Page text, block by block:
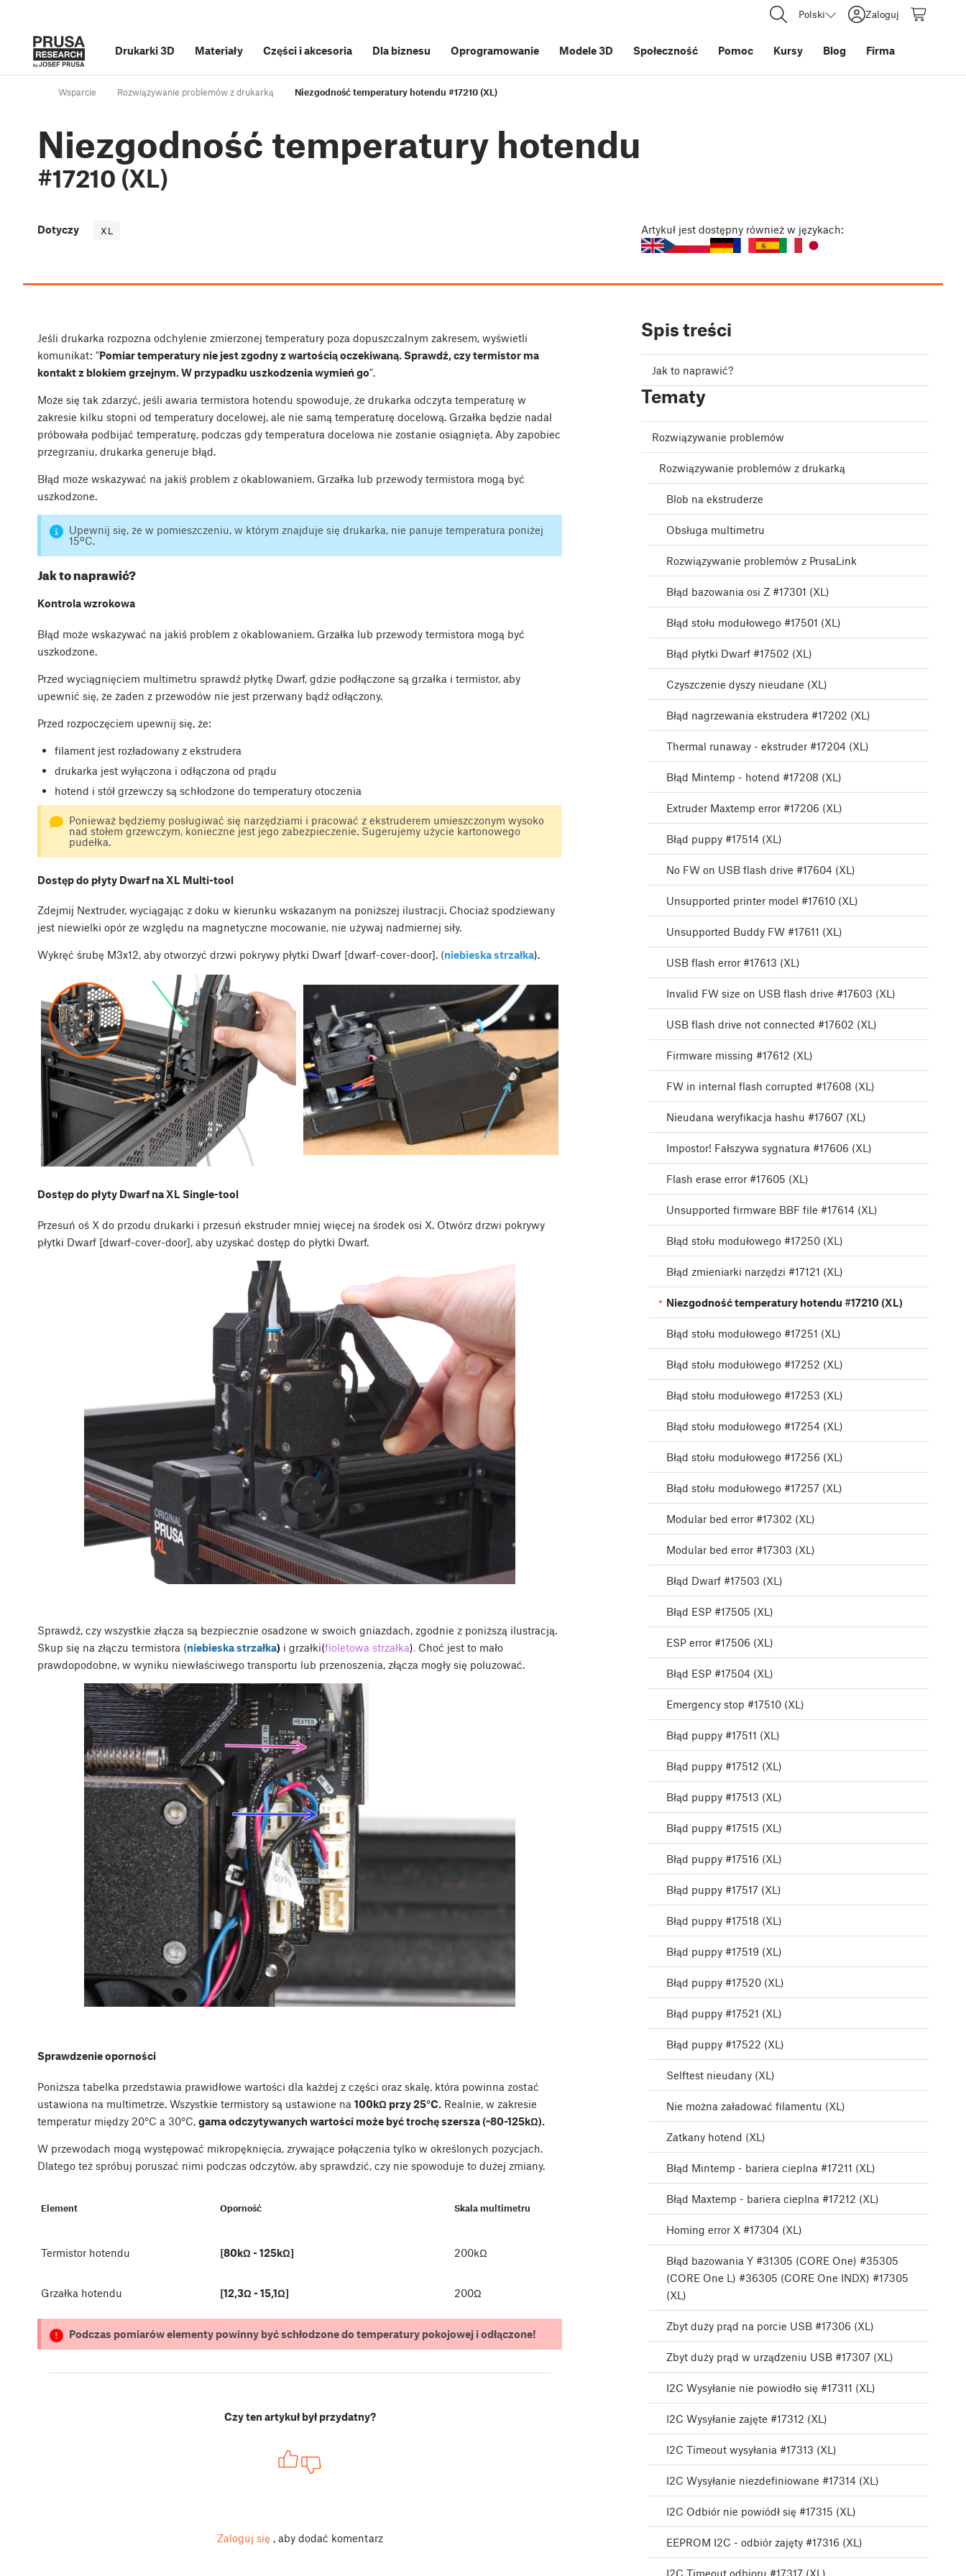
Polski Zaloguj
Drukarki 3D Materiały Części i akcesoria Dla biznesu Oprogramowanie Modele 3D Społeczność Pomoc Kursy Blog Firma
Wsparcie Rozwiązywanie problemów z drukarką Niezgodność temperatury hotendu #17210 (XL)
Niezgodność temperatury hotendu
#17210 (XL)
Dotyczy XL Artykuł jest dostępny również w językach:
Jeśli drukarka rozpozna odchylenie zmierzonej temperatury poza dopuszczalnym zakresem, wyświetli
komunikat: "Pomiar temperatury nie jest zgodny z wartością oczekiwaną. Sprawdź, czy termistor ma
kontakt z blokiem grzejnym. W przypadku uszkodzenia wymień go".
Może się tak zdarzyć, jeśli awaria termistora hotendu spowoduje, że drukarka odczyta temperaturę w
zakresie kilku stopni od temperatury docelowej, ale nie samą temperaturę docelową. Grzałka będzie nadal
próbowała podbijać temperaturę, podczas gdy temperatura docelowa nie zostanie osiągnięta. Aby zapobiec
przegrzaniu, drukarka generuje błąd.
Błąd może wskazywać na jakiś problem z okablowaniem. Grzałka lub przewody termistora mogą być
uszkodzone.
Upewnij się, że w pomieszczeniu, w którym znajduje się drukarka, nie panuje temperatura poniżej
15ºC.
Jak to naprawić?
Kontrola wzrokowa
Błąd może wskazywać na jakiś problem z okablowaniem. Grzałka lub przewody termistora mogą być
uszkodzone.
Przed wyciągnięciem multimetru sprawdź płytkę Dwarf, gdzie podłączone są grzałka i termistor, aby
upewnić się, że żaden z przewodów nie jest przerwany bądź odłączony.
Przed rozpoczęciem upewnij się, że:
filament jest rozładowany z ekstrudera
drukarka jest wyłączona i odłączona od prądu
hotend i stół grzewczy są schłodzone do temperatury otoczenia
Ponieważ będziemy posługiwać się narzędziami i pracować z ekstruderem umieszczonym wysoko
nad stołem grzewczym, konieczne jest jego zabezpieczenie. Sugerujemy użycie kartonowego
pudełka.
Dostęp do płyty Dwarf na XL Multi-tool
Zdejmij Nextruder, wyciągając z doku w kierunku wskazanym na poniższej ilustracji. Chociaż spodziewany
jest niewielki opór ze względu na magnetyczne mocowanie, nie używaj nadmiernej siły.
Wykręć śrubę M3x12, aby otworzyć drzwi pokrywy płytki Dwarf [dwarf-cover-door]. (niebieska strzałka).
Dostęp do płyty Dwarf na XL Single-tool
Przesuń oś X do przodu drukarki i przesuń ekstruder mniej więcej na środek osi X. Otwórz drzwi pokrywy
płytki Dwarf [dwarf-cover-door], aby uzyskać dostęp do płytki Dwarf.
Sprawdź, czy wszystkie złącza są bezpiecznie osadzone w swoich gniazdach, zgodnie z poniższą ilustracją.
Skup się na złączu termistora (niebieska strzałka) i grzałki(fioletowa strzałka) Choć jest to mało
prawdopodobne, w wyniku niewłaściwego transportu lub przenoszenia, złącza mogły się poluzować.
Sprawdzenie oporności
Poniższa tabelka przedstawia prawidłowe wartości dla każdej z części oraz skalę, która powinna zostać
ustawiona na multimetrze. Wszystkie termistory są ustawione na 100kΩ przy 25°C. Realnie, w zakresie
temperatur między 20°C a 30°C, gama odczytywanych wartości może być trochę szersza (~80-125kΩ).
W przewodach mogą występować mikropęknięcia, zrywające połączenia tylko w określonych pozycjach.
Dlatego też spróbuj poruszać nimi podczas odczytów, aby sprawdzić, czy nie spowoduje to dużej zmiany.
Element Oporność Skala multimetru
Termistor hotendu [80kΩ - 125kΩ] 200kΩ
Grzałka hotendu [12,3Ω - 15,1Ω] 200Ω
Podczas pomiarów elementy powinny być schłodzone do temperatury pokojowej i odłączone!
Czy ten artykuł był przydatny?
Zaloguj się , aby dodać komentarz
Spis treści
Jak to naprawić?
Tematy
Rozwiązywanie problemów
Rozwiązywanie problemów z drukarką
Blob na ekstruderze
Obsługa multimetru
Rozwiązywanie problemów z PrusaLink
Błąd bazowania osi Z #17301 (XL)
Błąd stołu modułowego #17501 (XL)
Błąd płytki Dwarf #17502 (XL)
Czyszczenie dyszy nieudane (XL)
Błąd nagrzewania ekstrudera #17202 (XL)
Thermal runaway - ekstruder #17204 (XL)
Błąd Mintemp - hotend #17208 (XL)
Extruder Maxtemp error #17206 (XL)
Błąd puppy #17514 (XL)
No FW on USB flash drive #17604 (XL)
Unsupported printer model #17610 (XL)
Unsupported Buddy FW #17611 (XL)
USB flash error #17613 (XL)
Invalid FW size on USB flash drive #17603 (XL)
USB flash drive not connected #17602 (XL)
Firmware missing #17612 (XL)
FW in internal flash corrupted #17608 (XL)
Nieudana weryfikacja hashu #17607 (XL)
Impostor! Fałszywa sygnatura #17606 (XL)
Flash erase error #17605 (XL)
Unsupported firmware BBF file #17614 (XL)
Błąd stołu modułowego #17250 (XL)
Błąd zmieniarki narzędzi #17121 (XL)
Niezgodność temperatury hotendu #17210 (XL)
Błąd stołu modułowego #17251 (XL)
Błąd stołu modułowego #17252 (XL)
Błąd stołu modułowego #17253 (XL)
Błąd stołu modułowego #17254 (XL)
Błąd stołu modułowego #17256 (XL)
Błąd stołu modułowego #17257 (XL)
Modular bed error #17302 (XL)
Modular bed error #17303 (XL)
Błąd Dwarf #17503 (XL)
Błąd ESP #17505 (XL)
ESP error #17506 (XL)
Błąd ESP #17504 (XL)
Emergency stop #17510 (XL)
Błąd puppy #17511 (XL)
Błąd puppy #17512 (XL)
Błąd puppy #17513 (XL)
Błąd puppy #17515 (XL)
Błąd puppy #17516 (XL)
Błąd puppy #17517 (XL)
Błąd puppy #17518 (XL)
Błąd puppy #17519 (XL)
Błąd puppy #17520 (XL)
Błąd puppy #17521 (XL)
Błąd puppy #17522 (XL)
Selftest nieudany (XL)
Nie można załadować filamentu (XL)
Zatkany hotend (XL)
Błąd Mintemp - bariera cieplna #17211 (XL)
Błąd Maxtemp - bariera cieplna #17212 (XL)
Homing error X #17304 (XL)
Błąd bazowania Y #31305 (CORE One) #35305
(CORE One L) #36305 (CORE One INDX) #17305
(XL)
Zbyt duży prąd na porcie USB #17306 (XL)
Zbyt duży prąd w urządzeniu USB #17307 (XL)
I2C Wysyłanie nie powiodło się #17311 (XL)
I2C Wysyłanie zajęte #17312 (XL)
I2C Timeout wysyłania #17313 (XL)
I2C Wysyłanie niezdefiniowane #17314 (XL)
I2C Odbiór nie powiódł się #17315 (XL)
EEPROM I2C - odbiór zajęty #17316 (XL)
I2C Timeout odbioru #17317 (XL)